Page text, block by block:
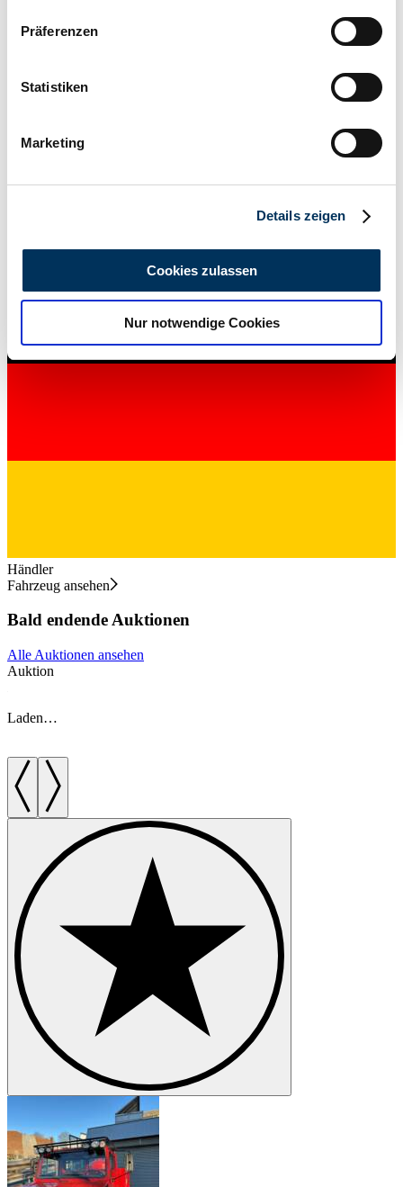
Informationen über Ihre geografische Lage
können
bestimmten Merkmalen (Fingerprinting) identifizieren
Erfahren Sie mehr darüber, wie Ihre persönlichen Daten
analysieren. Außerdem geben wir Informationen zu Ihrer
Verwendung unserer Website an unsere Partner für
soziale Medien, Werbung und Analysen weiter. Unsere
Partner führen diese Informationen möglicherweise mit
Präferenzen
Statistiken
Marketing
Details zeigen
Cookies zulassen
Nur notwendige Cookies
Händler
Fahrzeug ansehen
Bald endende Auktionen
Alle Auktionen ansehen
Auktion
Laden…